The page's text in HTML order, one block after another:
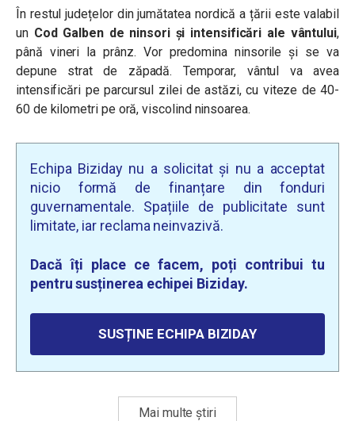
În restul județelor din jumătatea nordică a țării este valabil
un Cod Galben de ninsori și intensificări ale vântului,
până vineri la prânz. Vor predomina ninsorile și se va
depune strat de zăpadă. Temporar, vântul va avea
intensificări pe parcursul zilei de astăzi, cu viteze de 40-
60 de kilometri pe oră, viscolind ninsoarea.
Echipa Biziday nu a solicitat și nu a acceptat
nicio formă de finanțare din fonduri
guvernamentale. Spațiile de publicitate sunt
limitate, iar reclama neinvazivă.
Dacă îți place ce facem, poți contribui tu
pentru susținerea echipei Biziday.
SUSȚINE ECHIPA BIZIDAY
Mai multe știri